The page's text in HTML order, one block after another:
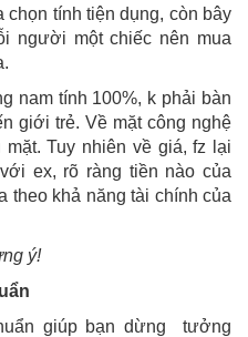
tính tiện dụng, còn bây
người một chiếc nên mua
nam tính 100%, k phải bàn
giới trẻ. Về mặt công nghệ
Tuy nhiên về giá, fz lại
ex, rõ ràng tiền nào của
theo khả năng tài chính của
ý!
giúp bạn dừng tưởng